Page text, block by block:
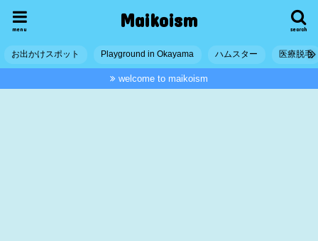
Maikoism search
menu
お出かけスポット Playground in Okayama ハムスター 医療脱毛
welcome to maikoism